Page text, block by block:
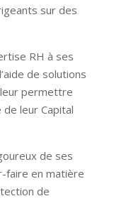
sur des
RH à ses
de solutions
permettre
de leur Capital
de ses
faire en matière
de